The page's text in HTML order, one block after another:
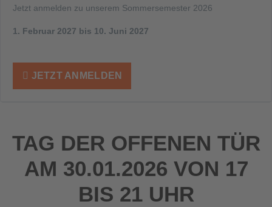
Jetzt anmelden zu unserem Sommersemester 2026
1. Februar 2027 bis 10. Juni 2027
JETZT ANMELDEN
TAG DER OFFENEN TÜR
AM 30.01.2026 VON 17
BIS 21 UHR